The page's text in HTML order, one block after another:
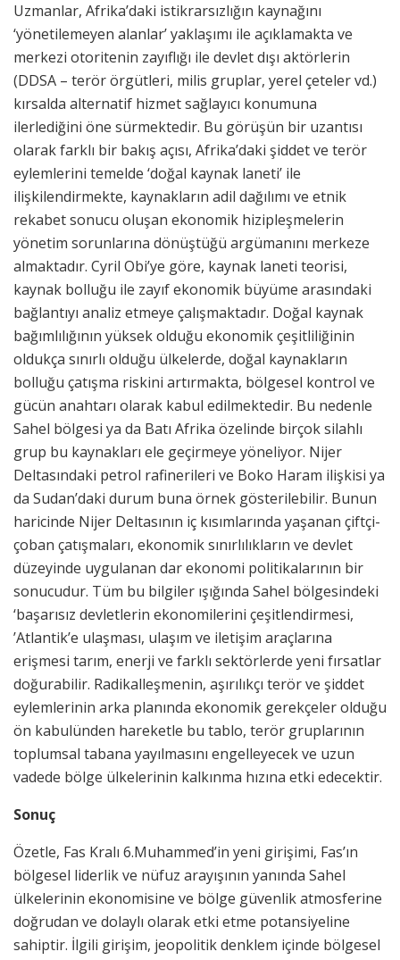
Uzmanlar, Afrika’daki istikrarsızlığın kaynağını
‘yönetilemeyen alanlar’ yaklaşımı ile açıklamakta ve
merkezi otoritenin zayıflığı ile devlet dışı aktörlerin
(DDSA – terör örgütleri, milis gruplar, yerel çeteler vd.)
kırsalda alternatif hizmet sağlayıcı konumuna
ilerlediğini öne sürmektedir. Bu görüşün bir uzantısı
olarak farklı bir bakış açısı, Afrika’daki şiddet ve terör
eylemlerini temelde ‘doğal kaynak laneti’ ile
ilişkilendirmekte, kaynakların adil dağılımı ve etnik
rekabet sonucu oluşan ekonomik hizipleşmelerin
yönetim sorunlarına dönüştüğü argümanını merkeze
almaktadır. Cyril Obi’ye göre, kaynak laneti teorisi,
kaynak bolluğu ile zayıf ekonomik büyüme arasındaki
bağlantıyı analiz etmeye çalışmaktadır. Doğal kaynak
bağımlılığının yüksek olduğu ekonomik çeşitliliğinin
oldukça sınırlı olduğu ülkelerde, doğal kaynakların
bolluğu çatışma riskini artırmakta, bölgesel kontrol ve
gücün anahtarı olarak kabul edilmektedir. Bu nedenle
Sahel bölgesi ya da Batı Afrika özelinde birçok silahlı
grup bu kaynakları ele geçirmeye yöneliyor. Nijer
Deltasındaki petrol rafinerileri ve Boko Haram ilişkisi ya
da Sudan’daki durum buna örnek gösterilebilir. Bunun
haricinde Nijer Deltasının iç kısımlarında yaşanan çiftçi-
çoban çatışmaları, ekonomik sınırlılıkların ve devlet
düzeyinde uygulanan dar ekonomi politikalarının bir
sonucudur. Tüm bu bilgiler ışığında Sahel bölgesindeki
‘başarısız devletlerin ekonomilerini çeşitlendirmesi,
’Atlantik’e ulaşması, ulaşım ve iletişim araçlarına
erişmesi tarım, enerji ve farklı sektörlerde yeni fırsatlar
doğurabilir. Radikalleşmenin, aşırılıkçı terör ve şiddet
eylemlerinin arka planında ekonomik gerekçeler olduğu
ön kabulünden hareketle bu tablo, terör gruplarının
toplumsal tabana yayılmasını engelleyecek ve uzun
vadede bölge ülkelerinin kalkınma hızına etki edecektir.
Sonuç
Özetle, Fas Kralı 6.Muhammed’in yeni girişimi, Fas’ın
bölgesel liderlik ve nüfuz arayışının yanında Sahel
ülkelerinin ekonomisine ve bölge güvenlik atmosferine
doğrudan ve dolaylı olarak etki etme potansiyeline
sahiptir. İlgili girişim, jeopolitik denklem içinde bölgesel